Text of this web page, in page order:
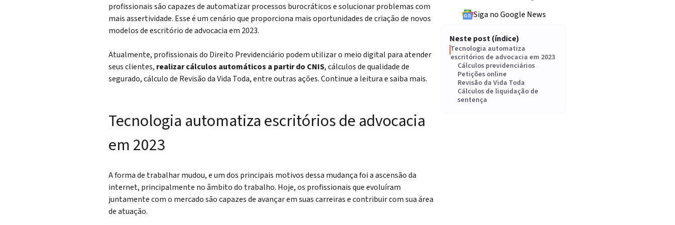
profissionais são capazes de automatizar processos burocráticos e solucionar problemas com
mais assertividade. Esse é um cenário que proporciona mais oportunidades de criação de novos
modelos de escritório de advocacia em 2023.
Atualmente, profissionais do Direito Previdenciário podem utilizar o meio digital para atender
seus clientes, realizar cálculos automáticos a partir do CNIS, cálculos de qualidade de
segurado, cálculo de Revisão da Vida Toda, entre outras ações. Continue a leitura e saiba mais.
Tecnologia automatiza escritórios de advocacia
em 2023
A forma de trabalhar mudou, e um dos principais motivos dessa mudança foi a ascensão da
internet, principalmente no âmbito do trabalho. Hoje, os profissionais que evoluíram
juntamente com o mercado são capazes de avançar em suas carreiras e contribuir com sua área
de atuação.
Siga no Google News
Neste post (índice)
Tecnologia automatiza
escritórios de advocacia em 2023
Cálculos previdenciários
Petições online
Revisão da Vida Toda
Cálculos de liquidação de
sentença